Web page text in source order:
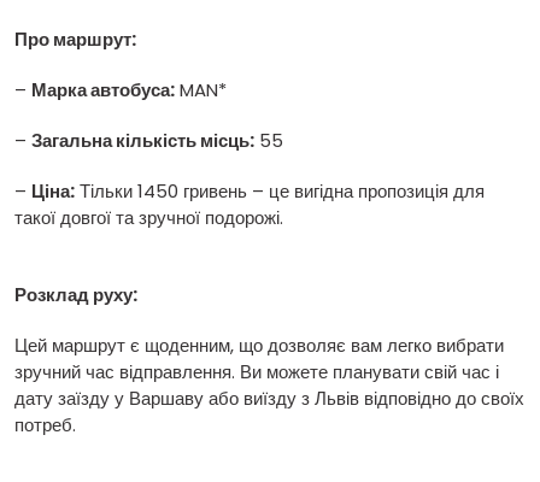
Про маршрут:
– Марка автобуса:MAN*
– Загальна кількість місць: 55
– Ціна:Тільки 1450 гривень – це вигідна пропозиція для
такої довгої та зручної подорожі.
Розклад руху:
Цей маршрут є щоденним, що дозволяє вам легко вибрати
зручний час відправлення. Ви можете планувати свій час і
дату заїзду у Варшаву або виїзду з Львів відповідно до своїх
потреб.